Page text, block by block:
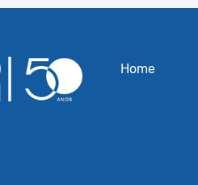
Home